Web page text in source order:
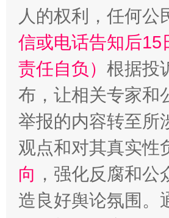
人的权利，任何公
信或电话告知后15
责任自负） 根据投
布，让相关专家和
举报的内容转至所
观点和对其真实性
向 ，强化反腐和
造良好舆论氛围。